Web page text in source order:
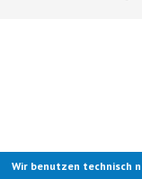
Wir benutzen technisch